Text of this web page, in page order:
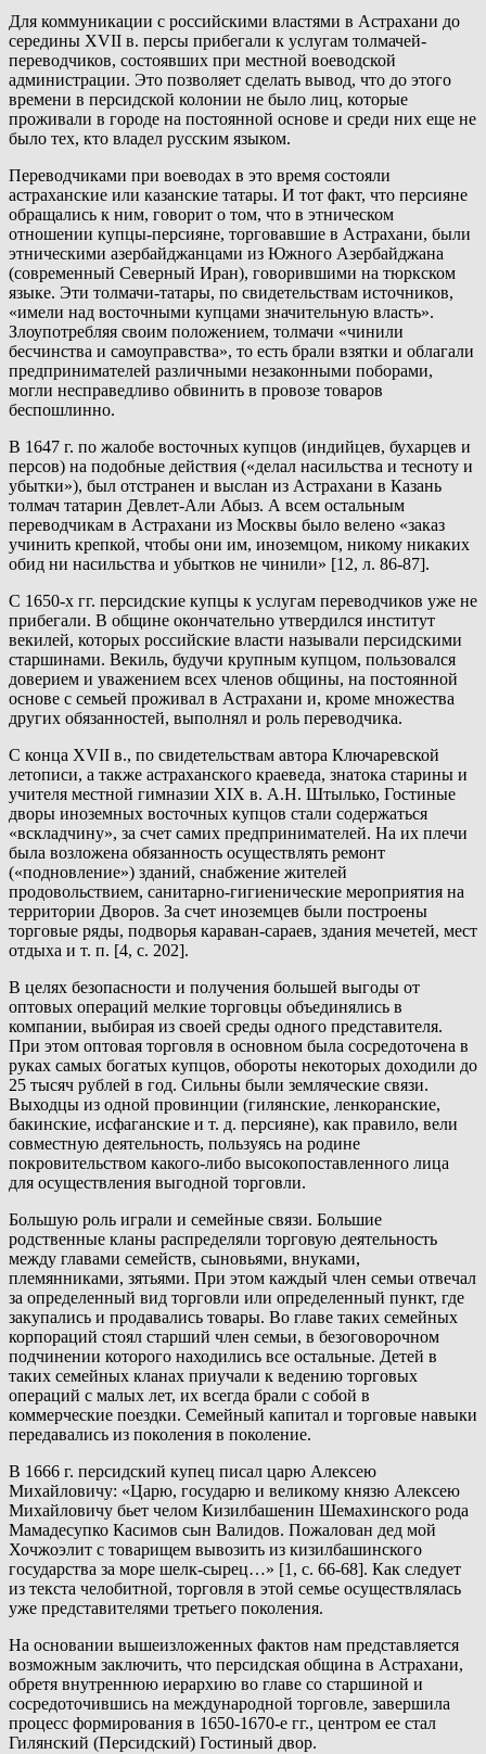
Для коммуникации с российскими властями в Астрахани до
середины XVII в. персы прибегали к услугам толмачей-
переводчиков, состоявших при местной воеводской
администрации. Это позволяет сделать вывод, что до этого
времени в персидской колонии не было лиц, которые
проживали в городе на постоянной основе и среди них еще не
было тех, кто владел русским языком.
Переводчиками при воеводах в это время состояли
астраханские или казанские татары. И тот факт, что персияне
обращались к ним, говорит о том, что в этническом
отношении купцы-персияне, торговавшие в Астрахани, были
этническими азербайджанцами из Южного Азербайджана
(современный Северный Иран), говорившими на тюркском
языке. Эти толмачи-татары, по свидетельствам источников,
«имели над восточными купцами значительную власть».
Злоупотребляя своим положением, толмачи «чинили
бесчинства и самоуправства», то есть брали взятки и облагали
предпринимателей различными незаконными поборами,
могли несправедливо обвинить в провозе товаров
беспошлинно.
В 1647 г. по жалобе восточных купцов (индийцев, бухарцев и
персов) на подобные действия («делал насильства и тесноту и
убытки»), был отстранен и выслан из Астрахани в Казань
толмач татарин Девлет-Али Абыз. А всем остальным
переводчикам в Астрахани из Москвы было велено «заказ
учинить крепкой, чтобы они им, иноземцом, никому никаких
обид ни насильства и убытков не чинили» [12, л. 86-87].
С 1650-х гг. персидские купцы к услугам переводчиков уже не
прибегали. В общине окончательно утвердился институт
векилей, которых российские власти называли персидскими
старшинами. Векиль, будучи крупным купцом, пользовался
доверием и уважением всех членов общины, на постоянной
основе с семьей проживал в Астрахани и, кроме множества
других обязанностей, выполнял и роль переводчика.
С конца XVII в., по свидетельствам автора Ключаревской
летописи, а также астраханского краеведа, знатока старины и
учителя местной гимназии XIX в. А.Н. Штылько, Гостиные
дворы иноземных восточных купцов стали содержаться
«вскладчину», за счет самих предпринимателей. На их плечи
была возложена обязанность осуществлять ремонт
(«подновление») зданий, снабжение жителей
продовольствием, санитарно-гигиенические мероприятия на
территории Дворов. За счет иноземцев были построены
торговые ряды, подворья караван-сараев, здания мечетей, мест
отдыха и т. п. [4, с. 202].
В целях безопасности и получения большей выгоды от
оптовых операций мелкие торговцы объединялись в
компании, выбирая из своей среды одного представителя.
При этом оптовая торговля в основном была сосредоточена в
руках самых богатых купцов, обороты некоторых доходили до
25 тысяч рублей в год. Сильны были земляческие связи.
Выходцы из одной провинции (гилянские, ленкоранские,
бакинские, исфаганские и т. д. персияне), как правило, вели
совместную деятельность, пользуясь на родине
покровительством какого-либо высокопоставленного лица
для осуществления выгодной торговли.
Большую роль играли и семейные связи. Большие
родственные кланы распределяли торговую деятельность
между главами семейств, сыновьями, внуками,
племянниками, зятьями. При этом каждый член семьи отвечал
за определенный вид торговли или определенный пункт, где
закупались и продавались товары. Во главе таких семейных
корпораций стоял старший член семьи, в безоговорочном
подчинении которого находились все остальные. Детей в
таких семейных кланах приучали к ведению торговых
операций с малых лет, их всегда брали с собой в
коммерческие поездки. Семейный капитал и торговые навыки
передавались из поколения в поколение.
В 1666 г. персидский купец писал царю Алексею
Михайловичу: «Царю, государю и великому князю Алексею
Михайловичу бьет челом Кизилбашенин Шемахинского рода
Мамадесупко Касимов сын Валидов. Пожалован дед мой
Хочжоэлит с товарищем вывозить из кизилбашинского
государства за море шелк-сырец…» [1, с. 66-68]. Как следует
из текста челобитной, торговля в этой семье осуществлялась
уже представителями третьего поколения.
На основании вышеизложенных фактов нам представляется
возможным заключить, что персидская община в Астрахани,
обретя внутреннюю иерархию во главе со старшиной и
сосредоточившись на международной торговле, завершила
процесс формирования в 1650-1670-е гг., центром ее стал
Гилянский (Персидский) Гостиный двор.